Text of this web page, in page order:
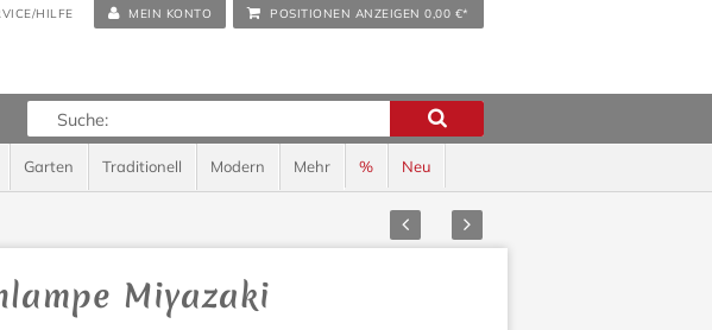
HILFE MEIN KONTO POSITIONEN ANZEIGEN 0,00 €*
Garten Traditionell Modern Mehr % Neu
Zurück Vor
Miyazaki